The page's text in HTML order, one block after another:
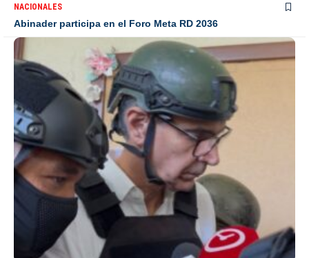
NACIONALES
Abinader participa en el Foro Meta RD 2036